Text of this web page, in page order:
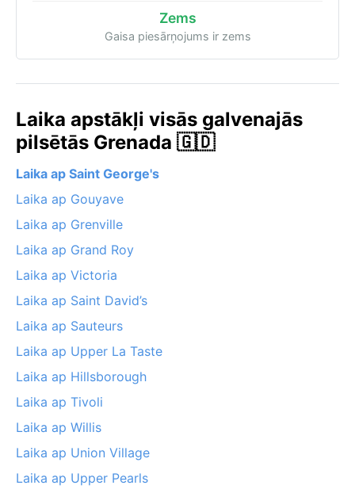
Zems
Gaisa piesārņojums ir zems
Laika apstākļi visās galvenajās
pilsētās Grenada 🇬🇩
Laika ap Saint George's
Laika ap Gouyave
Laika ap Grenville
Laika ap Grand Roy
Laika ap Victoria
Laika ap Saint David’s
Laika ap Sauteurs
Laika ap Upper La Taste
Laika ap Hillsborough
Laika ap Tivoli
Laika ap Willis
Laika ap Union Village
Laika ap Upper Pearls